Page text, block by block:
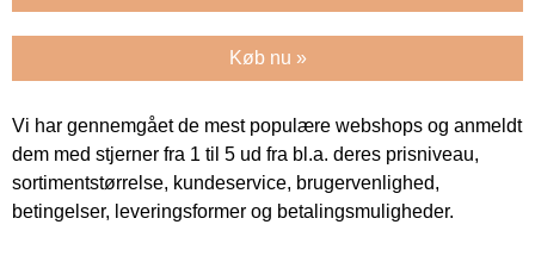
Køb nu »
Vi har gennemgået de mest populære webshops og anmeldt
dem med stjerner fra 1 til 5 ud fra bl.a. deres prisniveau,
sortimentstørrelse, kundeservice, brugervenlighed,
betingelser, leveringsformer og betalingsmuligheder.